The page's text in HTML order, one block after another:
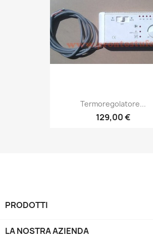
Termoregolatore...
129,00 €
PRODOTTI
LA NOSTRA AZIENDA